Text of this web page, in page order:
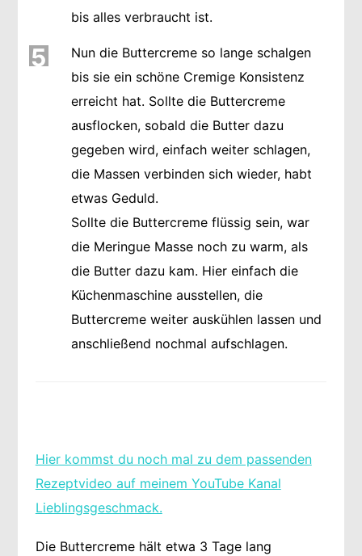
bis alles verbraucht ist.
5
Nun die Buttercreme so lange schalgen
bis sie ein schöne Cremige Konsistenz
erreicht hat. Sollte die Buttercreme
ausflocken, sobald die Butter dazu
gegeben wird, einfach weiter schlagen,
die Massen verbinden sich wieder, habt
etwas Geduld.
Sollte die Buttercreme flüssig sein, war
die Meringue Masse noch zu warm, als
die Butter dazu kam. Hier einfach die
Küchenmaschine ausstellen, die
Buttercreme weiter auskühlen lassen und
anschließend nochmal aufschlagen.
Hier kommst du noch mal zu dem passenden
Rezeptvideo auf meinem YouTube Kanal
Lieblingsgeschmack.
Die Buttercreme hält etwa 3 Tage lang